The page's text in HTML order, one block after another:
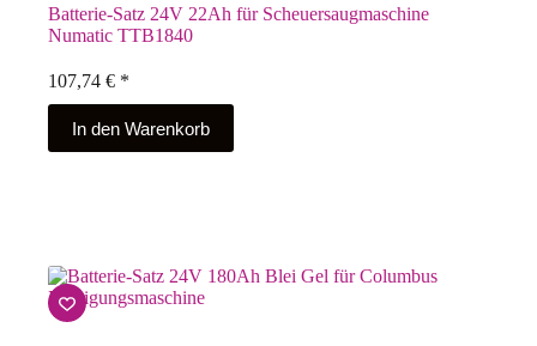
Batterie-Satz 24V 22Ah für Scheuersaugmaschine
Numatic TTB1840
107,74 € *
In den Warenkorb